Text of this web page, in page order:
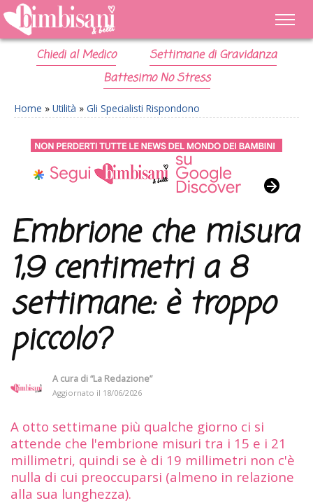
Chiedi al Medico
Settimane di Gravidanza
Battesimo No Stress
Home » Utilità » Gli Specialisti Rispondono
Embrione che misura
1,9 centimetri a 8
settimane: è troppo
piccolo?
A cura di“La Redazione”
Aggiornato il 18/06/2026
A otto settimane più qualche giorno ci si
attende che l'embrione misuri tra i 15 e i 21
millimetri, quindi se è di 19 millimetri non c'è
nulla di cui preoccuparsi (almeno in relazione
alla sua lunghezza).